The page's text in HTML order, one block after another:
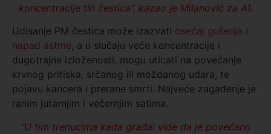
koncentracije tih čestica”, kazao je Milanović za A1.
Udisanje PM čestica može izazvati osećaj gušenja i
napad astme, a u slučaju veće koncentracije i
dugotrajne izloženosti, mogu uticati na povećanje
krvnog pritiska, srčanog ili moždanog udara, te
pojavu kancera i prerane smrti. Najveće zagađenje je
ranim jutarnjim i večernjim satima.
“U tim trenucima kada građai vide da je povećano